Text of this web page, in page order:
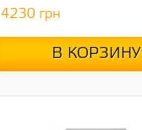
4230 грн
В КОРЗИНУ